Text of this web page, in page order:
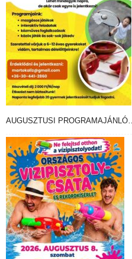
AUGUSZTUSI PROGRAMAJÁNLÓ…